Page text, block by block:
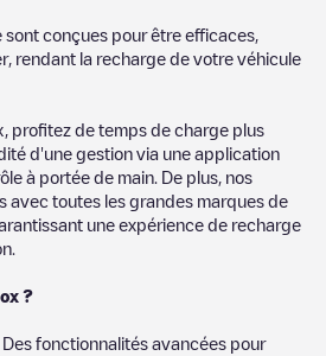
conçues pour être efficaces,
rendant la recharge de votre véhicule
profitez de temps de charge plus
d'une gestion via une application
à portée de main. De plus, nos
avec toutes les grandes marques de
une expérience de recharge
?
Des fonctionnalités avancées pour